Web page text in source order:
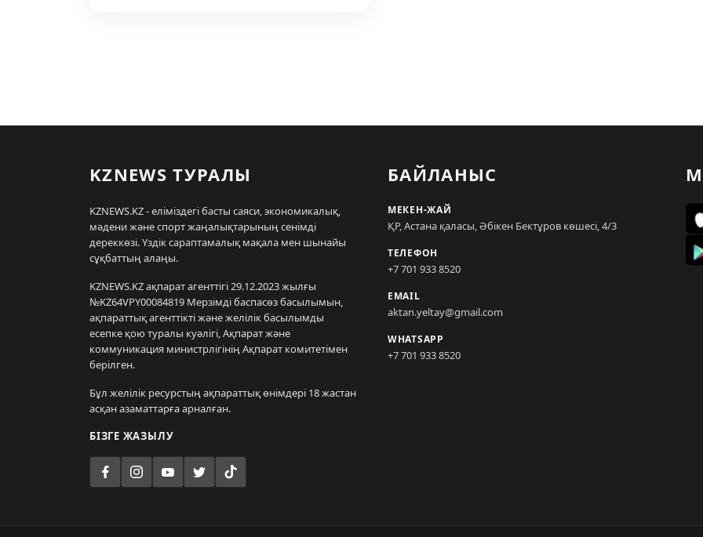
KZNEWS ТУРАЛЫ
KZNEWS.KZ - еліміздегі басты саяси, экономикалық,
мәдени және спорт жаңалықтарының сенімді
дереккөзі. Үздік сараптамалық мақала мен шынайы
сұқбаттың алаңы.
KZNEWS.KZ ақпарат агенттігі 29.12.2023 жылғы
№KZ64VPY00084819 Мерзімді баспасөз басылымын,
ақпараттық агенттікті және желілік басылымды
есепке қою туралы куәлігі, Ақпарат және
коммуникация министрлігінің Ақпарат комитетімен
берілген.
Бұл желілік ресурстың ақпараттық өнімдері 18 жастан
асқан азаматтарға арналған.
БІЗГЕ ЖАЗЫЛУ
БАЙЛАНЫС
МЕКЕН-ЖАЙ
ҚР, Астана қаласы, Әбікен Бектұров көшесі, 4/3
ТЕЛЕФОН
+7 701 933 8520
EMAIL
aktan.yeltay@gmail.com
WHATSAPP
+7 701 933 8520